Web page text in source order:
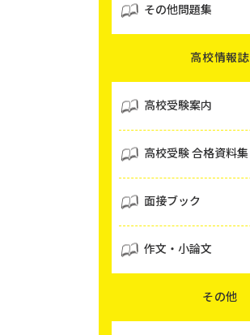
その他問題集
高校情報誌
高校受験案内
高校受験 合格資料集
面接ブック
作文・小論文
その他